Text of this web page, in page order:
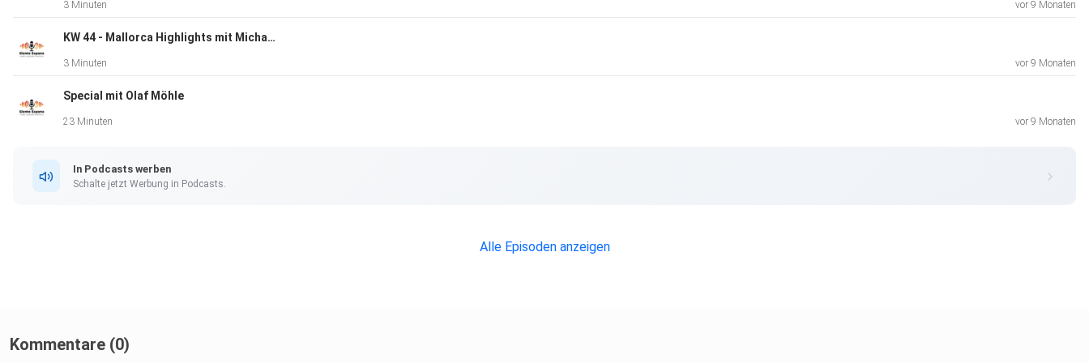
3 Minuten vor 9 Monaten
KW 44 - Mallorca Highlights mit Michaela
3 Minuten vor 9 Monaten
Special mit Olaf Möhle
23 Minuten vor 9 Monaten
In Podcasts werben
Schalte jetzt Werbung in Podcasts.
Alle Episoden anzeigen
Kommentare (0)